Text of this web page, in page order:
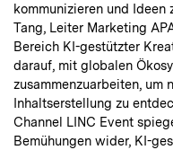
kommunizieren und Ideen
Tang, Leiter Marketing
Bereich KI-gestützter
darauf, mit globalen
zusammenzuarbeiten,
Inhaltserstellung zu
Channel LINC Event
Bemühungen wider, KI-